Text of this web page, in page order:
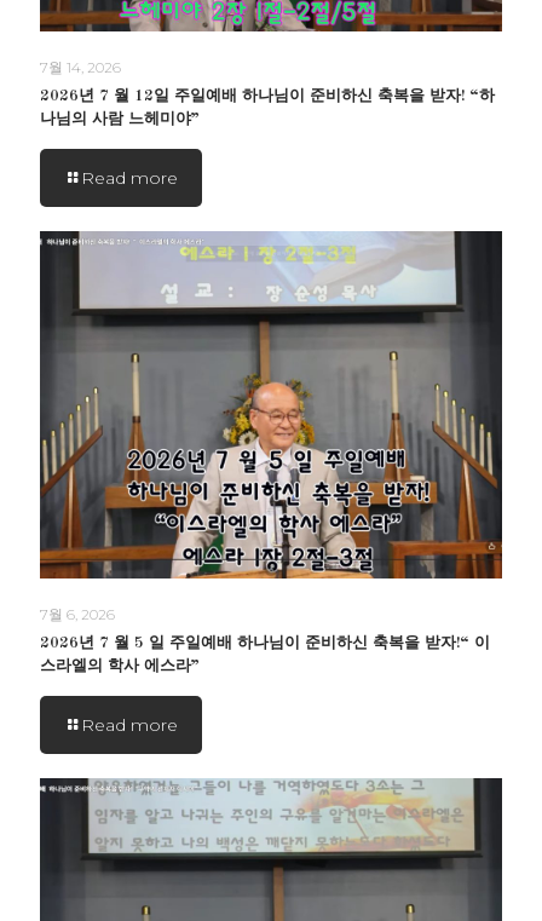
7월 14, 2026
2026년 7 월 12일 주일예배 하나님이 준비하신 축복을 받자! “하
나님의 사람 느헤미야”
Read more
7월 6, 2026
2026년 7 월 5 일 주일예배 하나님이 준비하신 축복을 받자!“ 이
스라엘의 학사 에스라”
Read more